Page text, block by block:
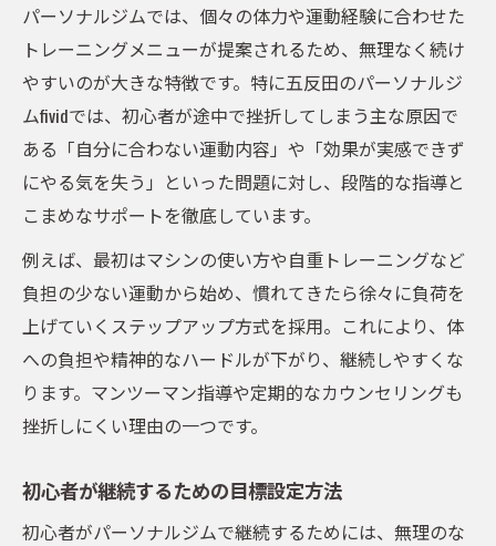
パーソナルジムでは、個々の体力や運動経験に合わせた
トレーニングメニューが提案されるため、無理なく続け
やすいのが大きな特徴です。特に五反田のパーソナルジ
ムfividでは、初心者が途中で挫折してしまう主な原因で
ある「自分に合わない運動内容」や「効果が実感できず
にやる気を失う」といった問題に対し、段階的な指導と
こまめなサポートを徹底しています。
例えば、最初はマシンの使い方や自重トレーニングなど
負担の少ない運動から始め、慣れてきたら徐々に負荷を
上げていくステップアップ方式を採用。これにより、体
への負担や精神的なハードルが下がり、継続しやすくな
ります。マンツーマン指導や定期的なカウンセリングも
挫折しにくい理由の一つです。
初心者が継続するための目標設定方法
初心者がパーソナルジムで継続するためには、無理のな